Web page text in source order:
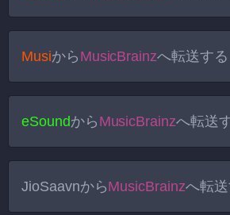
Musiから MusicBrainzへ転送する
eSoundから MusicBrainzへ転送
JioSaavnからMusicBrainzへ転